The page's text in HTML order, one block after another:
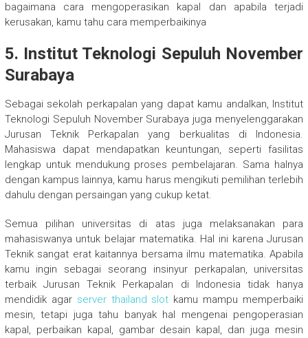
bagaimana cara mengoperasikan kapal dan apabila terjadi
kerusakan, kamu tahu cara memperbaikinya
5. Institut Teknologi Sepuluh November
Surabaya
Sebagai sekolah perkapalan yang dapat kamu andalkan, Institut
Teknologi Sepuluh November Surabaya juga menyelenggarakan
Jurusan Teknik Perkapalan yang berkualitas di Indonesia.
Mahasiswa dapat mendapatkan keuntungan, seperti fasilitas
lengkap untuk mendukung proses pembelajaran. Sama halnya
dengan kampus lainnya, kamu harus mengikuti pemilihan terlebih
dahulu dengan persaingan yang cukup ketat.
Semua pilihan universitas di atas juga melaksanakan para
mahasiswanya untuk belajar matematika. Hal ini karena Jurusan
Teknik sangat erat kaitannya bersama ilmu matematika. Apabila
kamu ingin sebagai seorang insinyur perkapalan, universitas
terbaik Jurusan Teknik Perkapalan di Indonesia tidak hanya
mendidik agar server thailand slot kamu mampu memperbaiki
mesin, tetapi juga tahu banyak hal mengenai pengoperasian
kapal, perbaikan kapal, gambar desain kapal, dan juga mesin